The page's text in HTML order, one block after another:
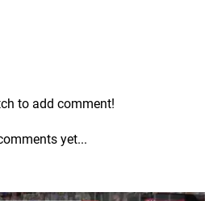
to add comment!
yet...